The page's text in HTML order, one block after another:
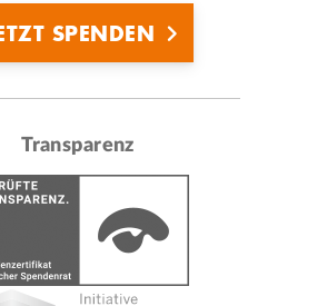
SPENDEN
Transparenz